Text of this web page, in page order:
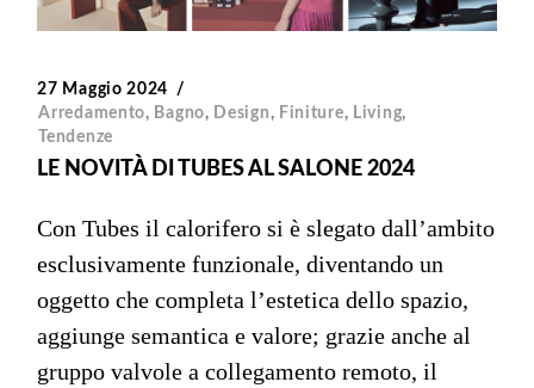
27 Maggio 2024
Arredamento, Bagno, Design, Finiture, Living,
Tendenze
LE NOVITÀ DI TUBES AL SALONE 2024
Con Tubes il calorifero si è slegato dall’ambito
esclusivamente funzionale, diventando un
oggetto che completa l’estetica dello spazio,
aggiunge semantica e valore; grazie anche al
gruppo valvole a collegamento remoto, il